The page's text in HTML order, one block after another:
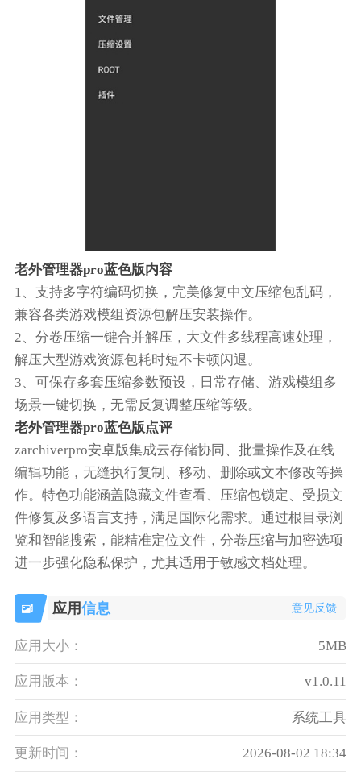
老外管理器pro蓝色版内容
1、支持多字符编码切换，完美修复中文压缩包乱码，
兼容各类游戏模组资源包解压安装操作。
2、分卷压缩一键合并解压，大文件多线程高速处理，
解压大型游戏资源包耗时短不卡顿闪退。
3、可保存多套压缩参数预设，日常存储、游戏模组多
场景一键切换，无需反复调整压缩等级。
老外管理器pro蓝色版点评
zarchiverpro安卓版集成云存储协同、批量操作及在线
编辑功能，无缝执行复制、移动、删除或文本修改等操
作。特色功能涵盖隐藏文件查看、压缩包锁定、受损文
件修复及多语言支持，满足国际化需求。通过根目录浏
览和智能搜索，能精准定位文件，分卷压缩与加密选项
进一步强化隐私保护，尤其适用于敏感文档处理。
应用信息 意见反馈
应用大小： 5MB
应用版本： v1.0.11
应用类型： 系统工具
更新时间： 2026-08-02 18:34